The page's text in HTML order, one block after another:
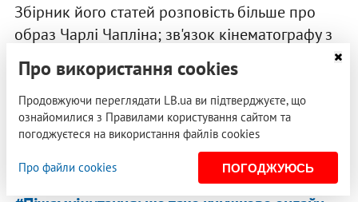
Збірник його статей розповість більше про
образ Чарлі Чапліна; зв'язок кінематографу з
театром та живописом; покаже фільми з
соціологічної точки зору; зверне увагу на
неореалізм та естетику дійсності.
Яна Онишкевич
ІНШІ ДОПИСИ БЛОГУ:
Про використання cookies
Продовжуючи переглядати LB.ua ви підтверджуєте, що
ознайомилися з Правилами користування сайтом та
погоджуєтеся на використання файлів cookies
Про файли cookies ПОГОДЖУЮСЬ